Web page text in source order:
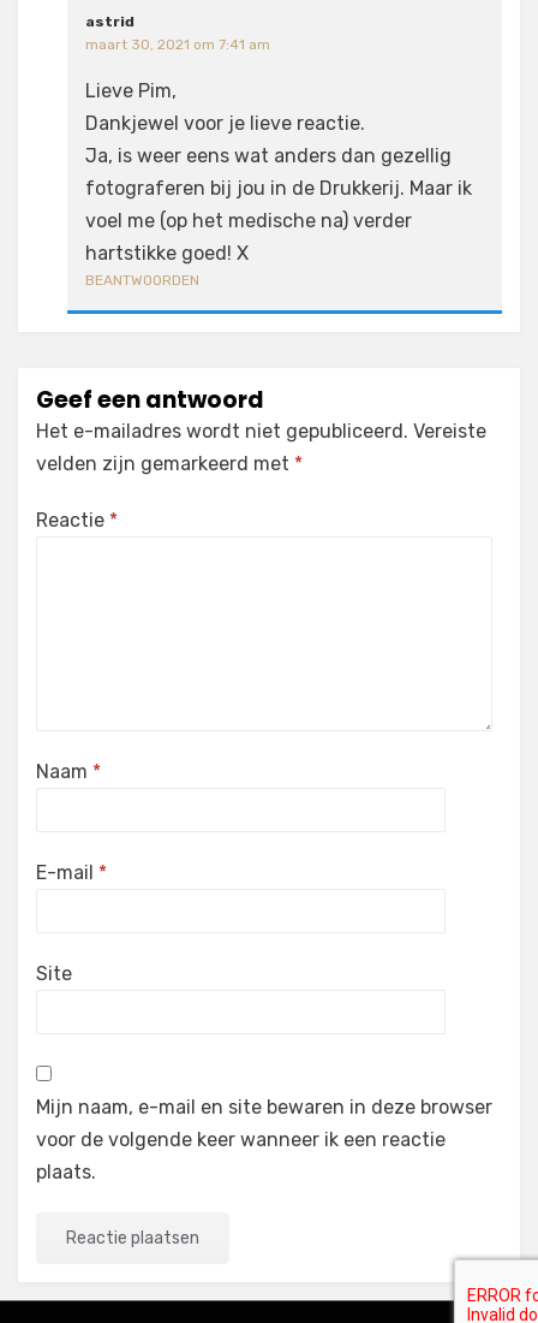
astrid
maart 30, 2021 om 7:41 am
Lieve Pim,
Dankjewel voor je lieve reactie.
Ja, is weer eens wat anders dan gezellig
fotograferen bij jou in de Drukkerij. Maar ik
voel me (op het medische na) verder
hartstikke goed! X
BEANTWOORDEN
Geef een antwoord
Het e-mailadres wordt niet gepubliceerd. Vereiste
velden zijn gemarkeerd met *
Reactie *
Naam *
E-mail *
Site
Mijn naam, e-mail en site bewaren in deze browser
voor de volgende keer wanneer ik een reactie
plaats.